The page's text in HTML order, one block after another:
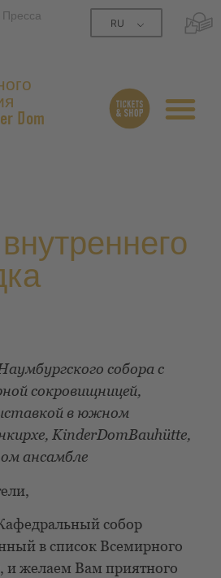
Пресса
RU
Dom
собора с
сокровищницей,
в южном
KinderDomBauhütte,
ансамбле
собор
в список Всемирного
желаем Вам приятного